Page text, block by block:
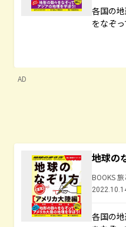
各国の
をなぞ
AD
地球の
BOOKS
各国の